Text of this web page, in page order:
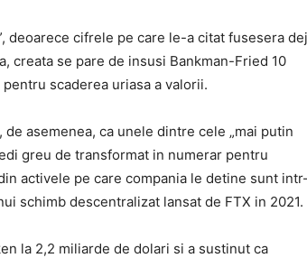
deoarece cifrele pe care le-a citat fusesera
creata se pare de insusi Bankman-Fried 10
scaderea uriasa a valorii.
asemenea, ca unele dintre cele „mai putin
greu de transformat in numerar pentru
activele pe care compania le detine sunt intr-
schimb descentralizat lansat de FTX in 2021.
la 2,2 miliarde de dolari si a sustinut ca